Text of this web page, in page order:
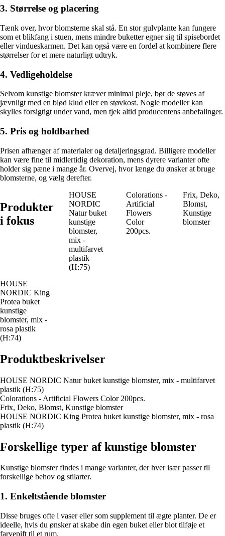
3. Størrelse og placering
Tænk over, hvor blomsterne skal stå. En stor gulvplante kan fungere
som et blikfang i stuen, mens mindre buketter egner sig til spisebordet
eller vindueskarmen. Det kan også være en fordel at kombinere flere
størrelser for et mere naturligt udtryk.
4. Vedligeholdelse
Selvom kunstige blomster kræver minimal pleje, bør de støves af
jævnligt med en blød klud eller en støvkost. Nogle modeller kan
skylles forsigtigt under vand, men tjek altid producentens anbefalinger.
5. Pris og holdbarhed
Prisen afhænger af materialer og detaljeringsgrad. Billigere modeller
kan være fine til midlertidig dekoration, mens dyrere varianter ofte
holder sig pæne i mange år. Overvej, hvor længe du ønsker at bruge
blomsterne, og vælg derefter.
Produkter
i fokus
HOUSE
NORDIC
Natur buket
kunstige
blomster,
mix -
multifarvet
plastik
(H:75)
Colorations -
Artificial
Flowers
Color
200pcs.
Frix, Deko,
Blomst,
Kunstige
blomster
HOUSE
NORDIC King
Protea buket
kunstige
blomster, mix -
rosa plastik
(H:74)
Produktbeskrivelser
HOUSE NORDIC Natur buket kunstige blomster, mix - multifarvet
plastik (H:75)
Colorations - Artificial Flowers Color 200pcs.
Frix, Deko, Blomst, Kunstige blomster
HOUSE NORDIC King Protea buket kunstige blomster, mix - rosa
plastik (H:74)
Forskellige typer af kunstige blomster
Kunstige blomster findes i mange varianter, der hver især passer til
forskellige behov og stilarter.
1. Enkeltstående blomster
Disse bruges ofte i vaser eller som supplement til ægte planter. De er
ideelle, hvis du ønsker at skabe din egen buket eller blot tilføje et
farvepift til et rum.